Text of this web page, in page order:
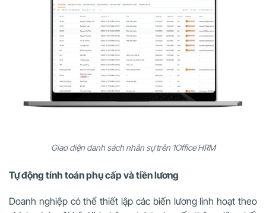
Giao diện danh sách nhân sự trên 1Office HRM
Tự động tính toán phụ cấp và tiền lương
Doanh nghiệp có thể thiết lập các biến lương linh hoạt theo